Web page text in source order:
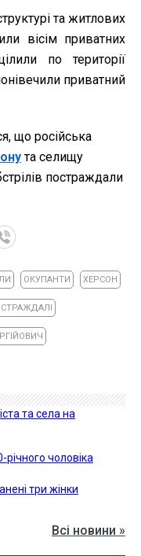
та житлових
вісім приватних
по території
приватний
що російська
та селищу
постраждали
ОКУПАНТИ ХЕРСОН
та села на
чоловіка
три жінки
Всі новини »